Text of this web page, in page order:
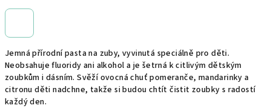
Jemná přírodní pasta na zuby, vyvinutá speciálně pro děti.
Neobsahuje fluoridy ani alkohol a je šetrná k citlivým dětským
zoubkům i dásním. Svěží ovocná chuť pomeranče, mandarinky a
citronu děti nadchne, takže si budou chtít čistit zoubky s radostí
každý den.